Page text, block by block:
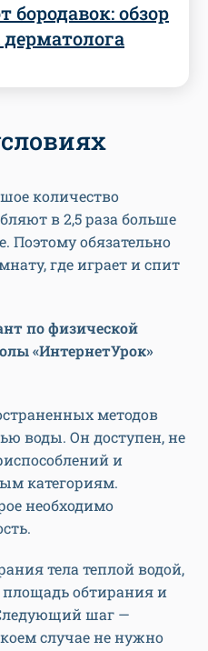
бородавок: обзор
количество
в 2,5 раза больше
Поэтому обязательно
где играет и спит
по физической
«ИнтернетУрок»
методов
воды. Он доступен, не
и
категориям.
необходимо
тела теплой водой,
площадь обтирания и
шаг —
случае не нужно